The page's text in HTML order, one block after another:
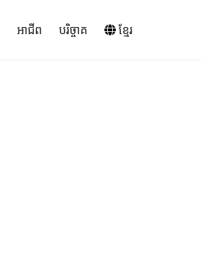
អាជីព បរិច្ចាគ ខ្មែរ